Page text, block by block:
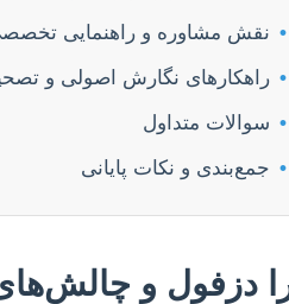
• نقش مشاوره و راهنمایی تخصصی
• راهکارهای نگارش اصولی و
• سوالات متداول
• جمع‌بندی و نکات پایانی
دزفول و